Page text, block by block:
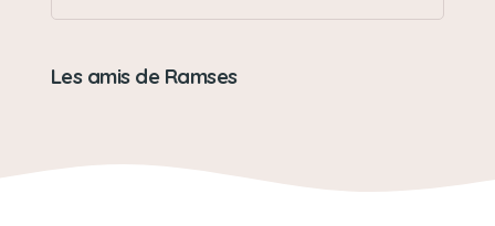
Se cacher dans les dressings
Son caractère
Son loisir préféré
Les amis de Ramses